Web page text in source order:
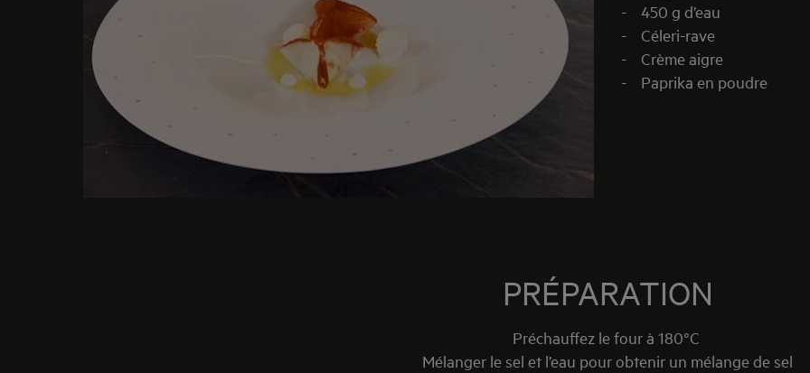
- 450 g d’eau
- Céleri-rave
- Crème aigre
- Paprika en poudre
PRÉPARATION
Préchauffez le four à 180°C
Mélanger le sel et l’eau pour obtenir un mélange de sel